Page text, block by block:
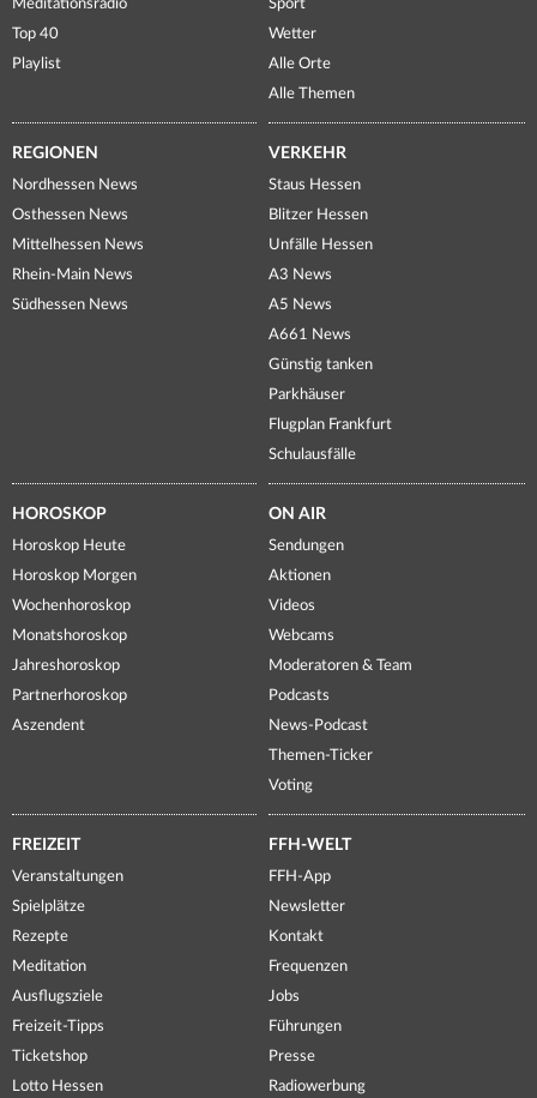
Meditationsradio
Top 40
Playlist
Sport
Wetter
Alle Orte
Alle Themen
REGIONEN
Nordhessen News
Osthessen News
Mittelhessen News
Rhein-Main News
Südhessen News
VERKEHR
Staus Hessen
Blitzer Hessen
Unfälle Hessen
A3 News
A5 News
A661 News
Günstig tanken
Parkhäuser
Flugplan Frankfurt
Schulausfälle
HOROSKOP
Horoskop Heute
Horoskop Morgen
Wochenhoroskop
Monatshoroskop
Jahreshoroskop
Partnerhoroskop
Aszendent
ON AIR
Sendungen
Aktionen
Videos
Webcams
Moderatoren & Team
Podcasts
News-Podcast
Themen-Ticker
Voting
FREIZEIT
Veranstaltungen
Spielplätze
Rezepte
Meditation
Ausflugsziele
Freizeit-Tipps
Ticketshop
Lotto Hessen
FFH-WELT
FFH-App
Newsletter
Kontakt
Frequenzen
Jobs
Führungen
Presse
Radiowerbung